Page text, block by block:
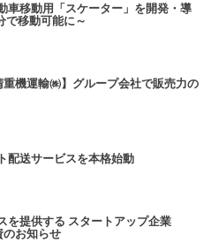
車移動用「スケーター」を開発・導
で移動可能に～
重機運輸㈱】グループ会社で販売力の
配送サービスを本格始動
を提供する スタートアップ企業
のお知らせ